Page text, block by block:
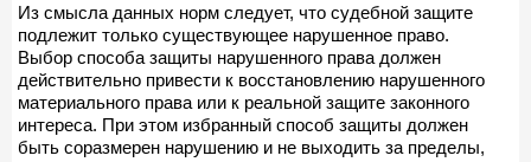
Из смысла данных норм следует, что судебной защите
подлежит только существующее нарушенное право.
Выбор способа защиты нарушенного права должен
действительно привести к восстановлению нарушенного
материального права или к реальной защите законного
интереса. При этом избранный способ защиты должен
быть соразмерен нарушению и не выходить за пределы,